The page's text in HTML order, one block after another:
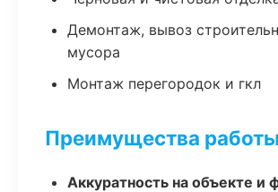
Демонтаж, вывоз
мусора
Монтаж перегородок и гкл
Преимущества
Аккуратность на объекте и